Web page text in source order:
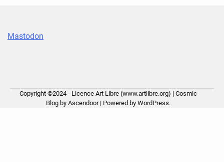
Mastodon
Copyright ©2024 - Licence Art Libre (www.artlibre.org) | Cosmic
Blog by Ascendoor| Powered by WordPress.